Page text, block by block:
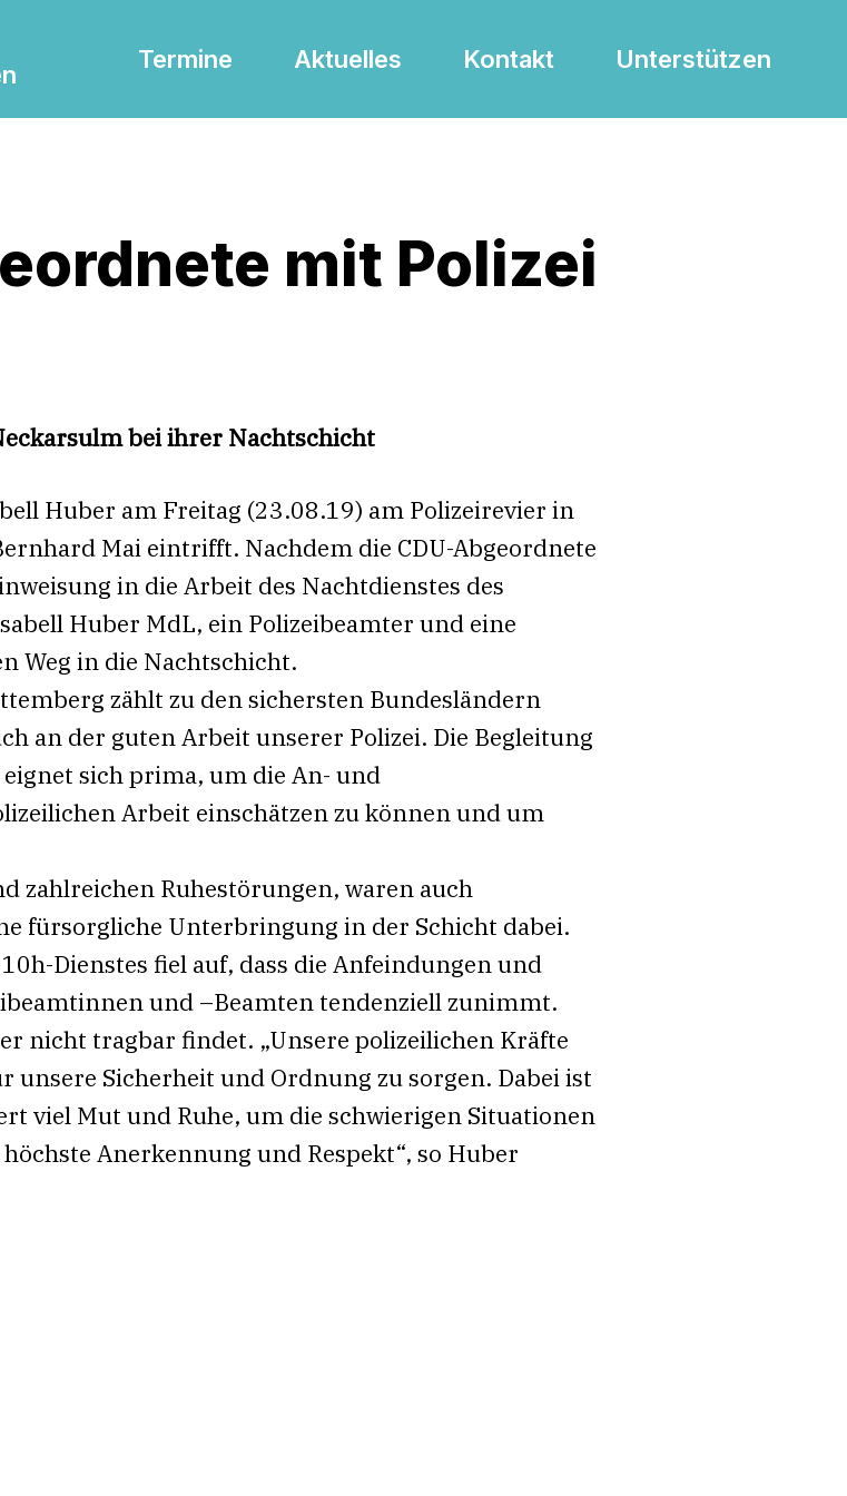
Termine Aktuelles Kontakt Unterstützen
mit Polizei
bei ihrer Nachtschicht
Huber am Freitag (23.08.19) am Polizeirevier in
Mai eintrifft. Nachdem die CDU-Abgeordnete
in die Arbeit des Nachtdienstes des
Huber MdL, ein Polizeibeamter und eine
Weg in die Nachtschicht.
zählt zu den sichersten Bundesländern
an der guten Arbeit unserer Polizei. Die Begleitung
sich prima, um die An- und
Arbeit einschätzen zu können und um
zahlreichen Ruhestörungen, waren auch
fürsorgliche Unterbringung in der Schicht dabei.
Dienstes fiel auf, dass die Anfeindungen und
und –Beamten tendenziell zunimmt.
nicht tragbar findet. „Unsere polizeilichen Kräfte
Sicherheit und Ordnung zu sorgen. Dabei ist
viel Mut und Ruhe, um die schwierigen Situationen
Anerkennung und Respekt“, so Huber